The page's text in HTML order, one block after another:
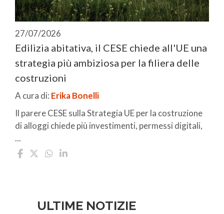
27/07/2026
Edilizia abitativa, il CESE chiede all'UE una
strategia più ambiziosa per la filiera delle
costruzioni
A cura di: Erika Bonelli
Il parere CESE sulla Strategia UE per la costruzione
di alloggi chiede più investimenti, permessi digitali,
...
ULTIME NOTIZIE